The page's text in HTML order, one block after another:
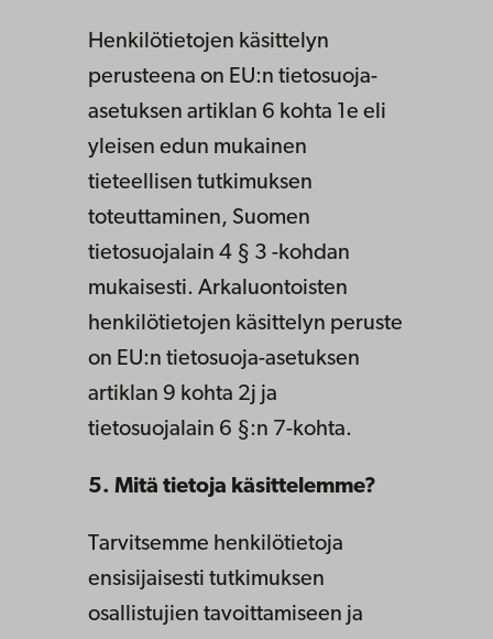
Henkilötietojen käsittelyn
perusteena on EU:n tietosuoja-
asetuksen artiklan 6 kohta 1e eli
yleisen edun mukainen
tieteellisen tutkimuksen
toteuttaminen, Suomen
tietosuojalain 4 § 3 -kohdan
mukaisesti. Arkaluontoisten
henkilötietojen käsittelyn peruste
on EU:n tietosuoja-asetuksen
artiklan 9 kohta 2j ja
tietosuojalain 6 §:n 7-kohta.
5. Mitä tietoja käsittelemme?
Tarvitsemme henkilötietoja
ensisijaisesti tutkimuksen
osallistujien tavoittamiseen ja